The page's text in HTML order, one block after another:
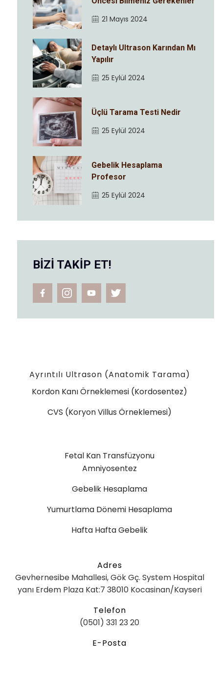
21 Mayıs 2024
Detaylı Ultrason Karından Mı
Yapılır
25 Eylül 2024
Üçlü Tarama Testi Nedir
25 Eylül 2024
Gebelik Hesaplama
Profesor
25 Eylül 2024
BİZİ TAKİP ET!
Ayrıntılı Ultrason (Anatomik Tarama)
Kordon Kanı Örneklemesi (Kordosentez)
CVS (Koryon Villus Örneklemesi)
Fetal Kan Transfüzyonu
Amniyosentez
Gebelik Hesaplama
Yumurtlama Dönemi Hesaplama
Hafta Hafta Gebelik
Adres
Gevhernesibe Mahallesi, Gök Gç. System Hospital
yanı Erdem Plaza Kat:7 38010 Kocasinan/Kayseri
Telefon
(0501) 331 23 20
E-Posta